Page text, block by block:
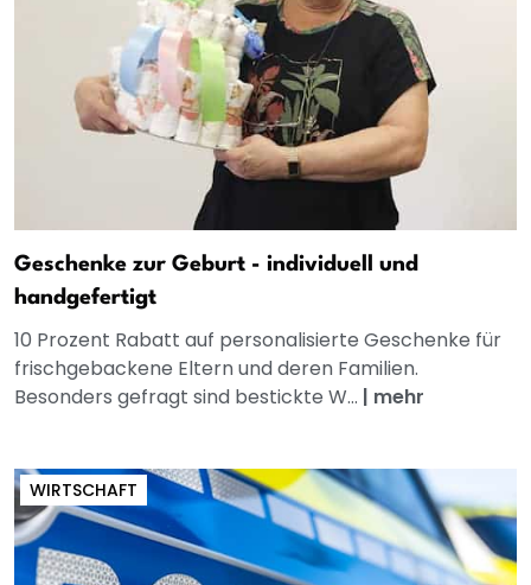
Geschenke zur Geburt - individuell und
handgefertigt
10 Prozent Rabatt auf personalisierte Geschenke für
frischgebackene Eltern und deren Familien.
Besonders gefragt sind bestickte W... | mehr
WIRTSCHAFT